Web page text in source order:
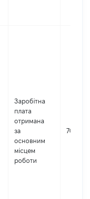
Заробітна
плата
отримана
за
основним
місцем
роботи
700226